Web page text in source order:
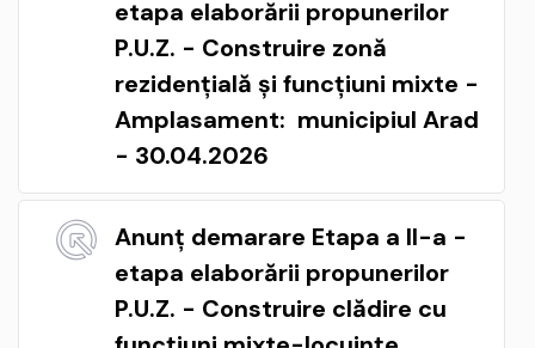
etapa elaborării propunerilor
P.U.Z. - Construire zonă
rezidențială și funcțiuni mixte -
Amplasament: municipiul Arad
- 30.04.2026
Anunț demarare Etapa a II-a -
etapa elaborării propunerilor
P.U.Z. - Construire clădire cu